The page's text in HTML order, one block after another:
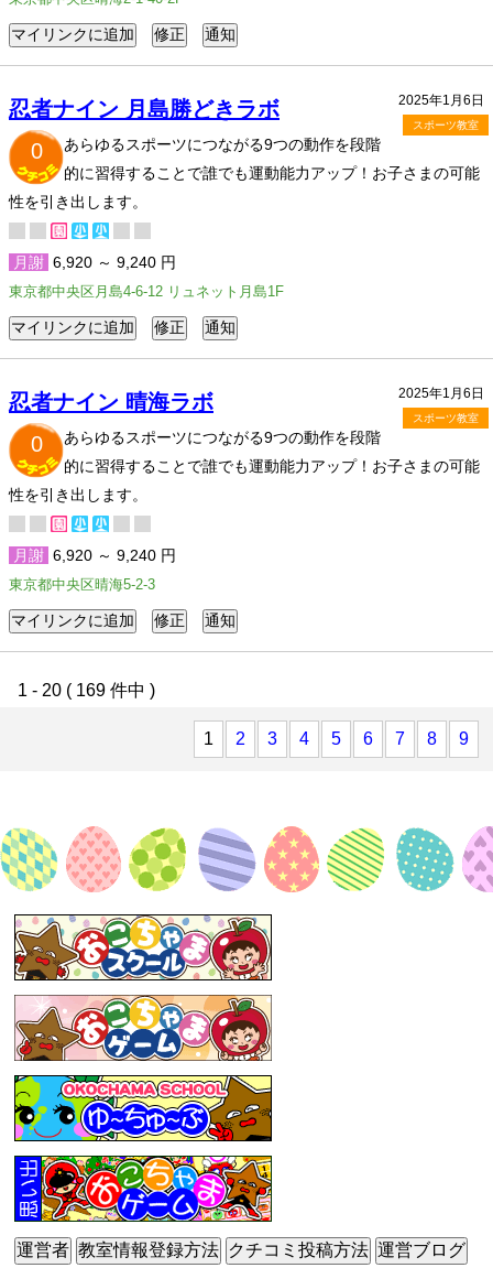
2025年1月6日
スポーツ教室
忍者ナイン 月島勝どきラボ
0
あらゆるスポーツにつながる9つの動作を段階
的に習得することで誰でも運動能力アップ！お子さまの可能
性を引き出します。
月謝 6,920 ～ 9,240 円
東京都中央区月島4-6-12 リュネット月島1F
2025年1月6日
スポーツ教室
忍者ナイン 晴海ラボ
0
あらゆるスポーツにつながる9つの動作を段階
的に習得することで誰でも運動能力アップ！お子さまの可能
性を引き出します。
月謝 6,920 ～ 9,240 円
東京都中央区晴海5-2-3
1 - 20 ( 169 件中 )
1 2 3 4 5 6 7 8 9